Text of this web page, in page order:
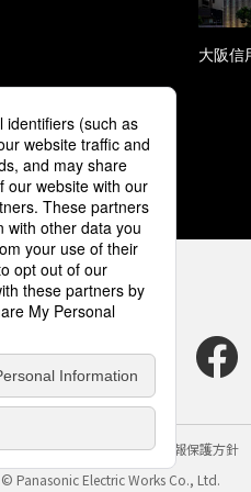
大阪信
クッキーポリシー
個人情報保護方針
© Panasonic Electric Works Co., Ltd.